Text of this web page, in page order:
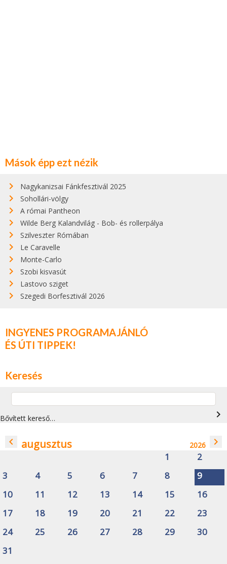
Mások épp ezt nézik
Nagykanizsai Fánkfesztivál 2025
Sohollári-völgy
A római Pantheon
Wilde Berg Kalandvilág - Bob- és rollerpálya
Szilveszter Rómában
Le Caravelle
Monte-Carlo
Szobi kisvasút
Lastovo sziget
Szegedi Borfesztivál 2026
INGYENES PROGRAMAJÁNLÓ
ÉS ÚTI TIPPEK!
Keresés
Bővített kereső… navigate_next
navigate_before augusztus 2026 navigate_next
1
2
3
4 5 6 7 8
9
10
11 12 13 14 15
16
17
18 19 20 21 22
23
24
25 26 27 28 29
30
31